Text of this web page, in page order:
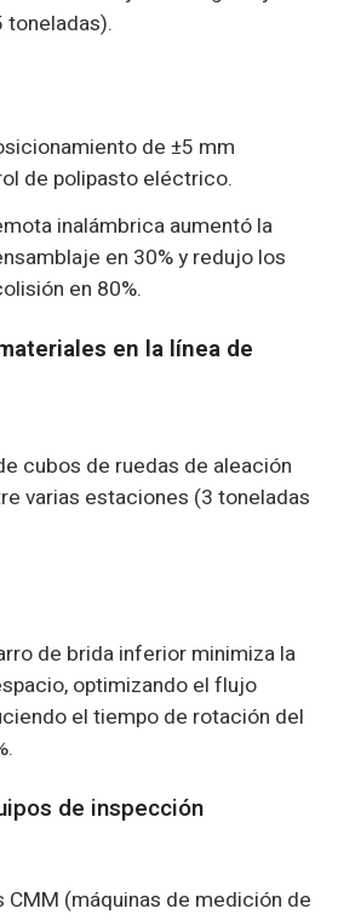
toneladas).
de ±5 mm
de polipasto eléctrico.
inalámbrica aumentó la
en 30% y redujo los
en 80%.
en la línea de
cubos de ruedas de aleación
varias estaciones (3 toneladas
de brida inferior minimiza la
optimizando el flujo
el tiempo de rotación del
de inspección
CMM (máquinas de medición de